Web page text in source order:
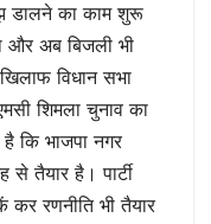
डालने का काम शुरू
और अब बिजली भी
विधान सभा
शिमला चुनाव का
है कि भाजपा नगर
तैयार है। पार्टी
रणनीति भी तैयार